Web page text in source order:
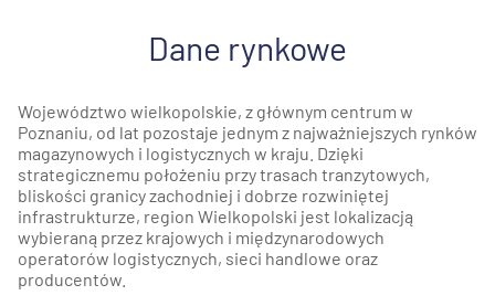
Dane rynkowe
Województwo wielkopolskie, z głównym centrum w
Poznaniu, od lat pozostaje jednym z najważniejszych rynków
magazynowych i logistycznych w kraju. Dzięki
strategicznemu położeniu przy trasach tranzytowych,
bliskości granicy zachodniej i dobrze rozwiniętej
infrastrukturze, region Wielkopolski jest lokalizacją
wybieraną przez krajowych i międzynarodowych
operatorów logistycznych, sieci handlowe oraz
producentów.